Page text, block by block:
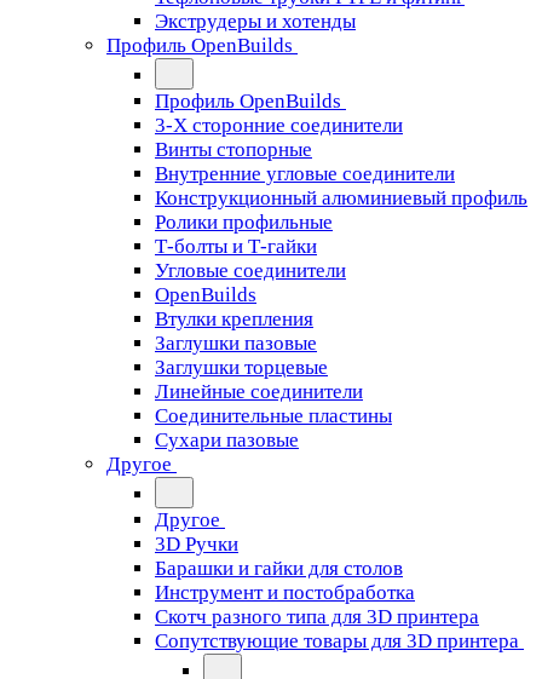
Экструдеры и хотенды
Профиль OpenBuilds
Профиль OpenBuilds
3-Х сторонние соединители
Винты стопорные
Внутренние угловые соединители
Конструкционный алюминиевый профиль
Ролики профильные
Т-болты и Т-гайки
Угловые соединители
OpenBuilds
Втулки крепления
Заглушки пазовые
Заглушки торцевые
Линейные соединители
Соединительные пластины
Сухари пазовые
Другое
Другое
3D Ручки
Барашки и гайки для столов
Инструмент и постобработка
Скотч разного типа для 3D принтера
Сопутствующие товары для 3D принтера